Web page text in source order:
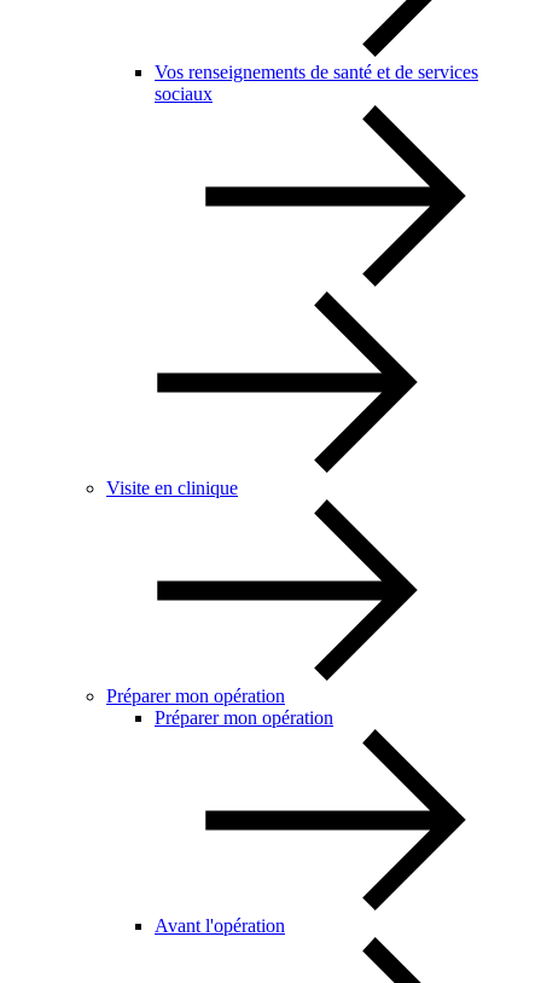
Vos renseignements de santé et de services
sociaux
Visite en clinique
Préparer mon opération
Préparer mon opération
Avant l'opération